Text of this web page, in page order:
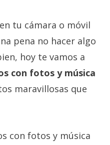
tu cámara o móvil
pena no hacer algo
hoy te vamos a
con fotos y música
maravillosas que
con fotos y música